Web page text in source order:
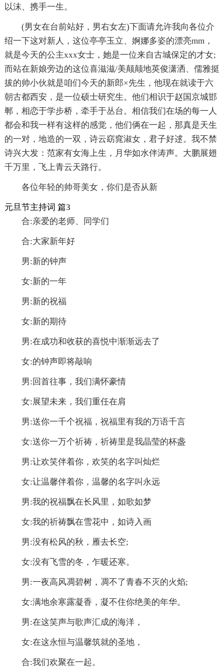
以沫、携手一生。
(男女在台前站好，男右女左)下面请允许我向各位介
绍一下这对新人，这位亭亭玉立、婀娜多姿的漂亮mm，
就是今天的公主xxx女士，她是一位来自古城保定的才女;
而站在新娘旁边的这位喜滋滋/美颠颠地英俊潇洒、儒雅挺
拔的帅小伙就是咱们今天的新郎×先生，他现在就读于六
朝古都西安，是一位硕士研究生。他们相识于赵国京城邯
郸，相恋于学步桥，牵手于丛台。相信我们在场的每一人
都会和我一样有这样的感觉，他们俩在一起，那真是天生
的一对，地造的一双，诗云窈窕淑女，君子好逑。我不禁
诗兴大发：范家有女海上生，月华如水伴涛声。大鹏展翅
千万里，飞上青云天路行。
各位年轻的帅哥美女，你们是否从新
元旦节主持词 篇3
合:亲爱的老师、同学们
合:大家新年好
男:新的钟声
女:新的一年
男:新的祝福
女:新的期待
男:在成功和收获的喜悦中渐渐远去了
女:的钟声即将敲响
男:回首往事，我们满怀豪情
女:展望未来，我们重任在肩
男:送你一千个祝福，祝福里有我的万语千言
女:送你一万个祈祷，祈祷里是我晶莹的杯盏
男:让欢笑伴着你，欢笑的名字叫灿烂
女:让温馨伴着你，温馨的名字叫永远
男:我的祝福飘在长风里，如歌如梦
女:我的祈祷飘在雪花中，如诗入画
男:没有松风的秋，雁去长空;
女:没有飞雪的冬，乍暖还寒。
男:一夜高风凋碧树，凋不了青春不灭的火焰;
女:满地余寒露凝香，凝不住你绝美的年华。
男:在这笑声与歌声汇成的海洋，
女:在这永恒与温馨筑就的圣地，
合:我们欢聚在一起。